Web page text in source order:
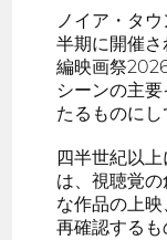
ノイア・タ
半期に開催
編映画祭
シーンの主
たるものにし
四半世紀以
は、視聴覚
な作品の上
再確認するも